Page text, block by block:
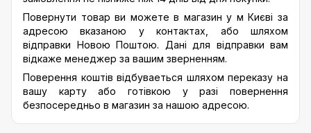
Повернути товар ви можете в магазин у м Києві за
адресою вказаною у контактах, або шляхом
відправки Новою Поштою. Дані для відправки вам
відкаже менеджер за вашим зверненням.
Поверення коштів відбуваеться шляхом переказу на
вашу карту або готівкою у разі повернення
безпосередньо в магазин за нашою адресою.